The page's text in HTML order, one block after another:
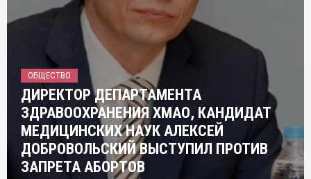
ОБЩЕСТВО
ДИРЕКТОР ДЕПАРТАМЕНТА
ЗДРАВООХРАНЕНИЯ ХМАО, КАНДИДАТ
МЕДИЦИНСКИХ НАУК АЛЕКСЕЙ
ДОБРОВОЛЬСКИЙ ВЫСТУПИЛ ПРОТИВ
ЗАПРЕТА АБОРТОВ